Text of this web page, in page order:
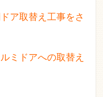
ア取替え工事をさ
ミドアへの取替え